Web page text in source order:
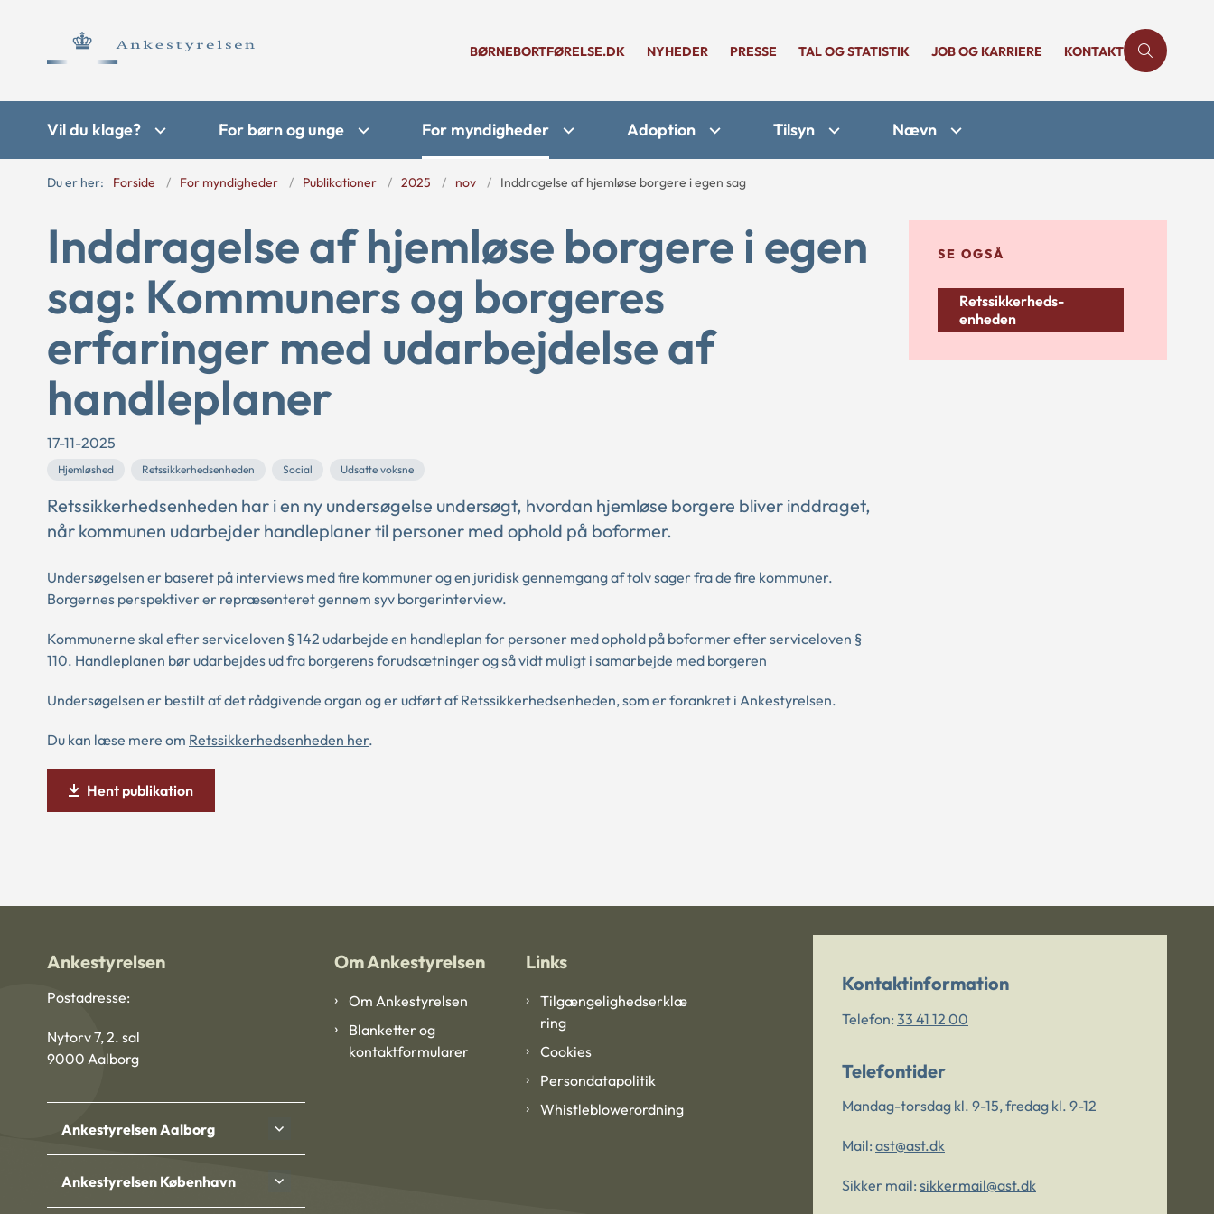
BØRNEBORTFØRELSE.DK NYHEDER PRESSE TAL OG STATISTIK JOB OG KARRIERE KONTAKT
Vil du klage? For børn og unge For myndigheder Adoption Tilsyn Nævn
Du er her: Forside For myndigheder Publikationer 2025 nov Inddragelse af hjemløse borgere i egen sag
Inddragelse af hjemløse borgere i egen
sag: Kommuners og borgeres
erfaringer med udarbejdelse af
handleplaner
17-11-2025
Hjemløshed Retssikkerhedsenheden Social Udsatte voksne
Retssikkerhedsenheden har i en ny undersøgelse undersøgt, hvordan hjemløse borgere bliver inddraget,
når kommunen udarbejder handleplaner til personer med ophold på boformer.
Undersøgelsen er baseret på interviews med fire kommuner og en juridisk gennemgang af tolv sager fra de fire kommuner.
Borgernes perspektiver er repræsenteret gennem syv borgerinterview.
Kommunerne skal efter serviceloven § 142 udarbejde en handleplan for personer med ophold på boformer efter serviceloven §
110. Handleplanen børudarbejdes ud fra borgerens forudsætninger og så vidt muligt i samarbejde med borgeren
Undersøgelsen er bestilt af det rådgivende organ og er udført af Retssikkerhedsenheden, som er forankret i Ankestyrelsen.
Du kan læse mere om Retssikkerhedsenheden her.
Hent publikation
SE OGSÅ
Retssikkerheds-
enheden
Ankestyrelsen
Postadresse:
Nytorv 7, 2. sal
9000 Aalborg
Ankestyrelsen Aalborg
Ankestyrelsen København
Om Ankestyrelsen
Om Ankestyrelsen
Blanketter og
kontaktformularer
Links
Tilgængelighedserklæ
ring
Cookies
Persondatapolitik
Whistleblowerordning
Kontaktinformation
Telefon: 33 41 12 00
Telefontider
Mandag-torsdag kl. 9-15, fredag kl. 9-12
Mail: ast@ast.dk
Sikker mail: sikkermail@ast.dk